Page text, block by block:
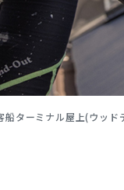
ターミナル屋上(ウッ